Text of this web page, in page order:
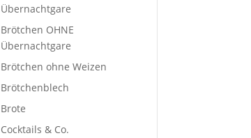
Übernachtgare
Brötchen OHNE
Übernachtgare
Brötchen ohne Weizen
Brötchenblech
Brote
Cocktails & Co.